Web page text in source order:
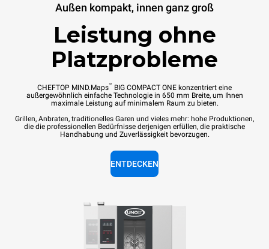
Außen kompakt, innen ganz groß
Leistung ohne
Platzprobleme
CHEFTOP MIND.Maps™ BIG COMPACT ONE konzentriert eine
außergewöhnlich einfache Technologie in 650 mm Breite, um Ihnen
maximale Leistung auf minimalem Raum zu bieten.
Grillen, Anbraten, traditionelles Garen und vieles mehr: hohe Produktionen,
die die professionellen Bedürfnisse derjenigen erfüllen, die praktische
Handhabung und Zuverlässigkeit bevorzugen.
ENTDECKEN